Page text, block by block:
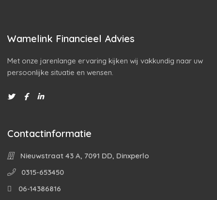
Wamelink Financieel Advies
Met onze jarenlange ervaring kijken wij vakkundig naar uw
persoonlijke situatie en wensen.
Contactinformatie
Nieuwstraat 43 A, 7091 DD, Dinxperlo
0315-653450
06-14386816